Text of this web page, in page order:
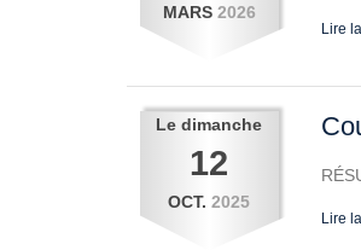
MARS 2026
Lire
Ledimanche
12
OCT. 2025
Lire